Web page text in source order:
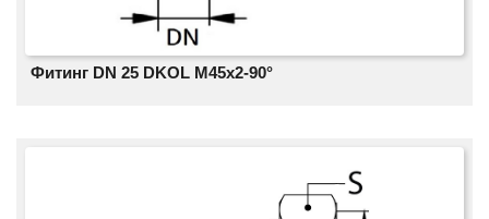
Фитинг DN 25 DKOL M45x2-90°